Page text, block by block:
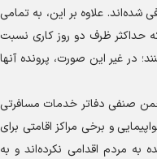
شده‌اند. علاوه بر این، به تمامی
حداکثر ظرف دو روز کاری نسبت
در غیر این صورت، پرونده آنها
صنفی دفاتر خدمات مسافرتی
و برخی مراکز اقامتی برای
به مردم اقدامی نکرده‌اند و به